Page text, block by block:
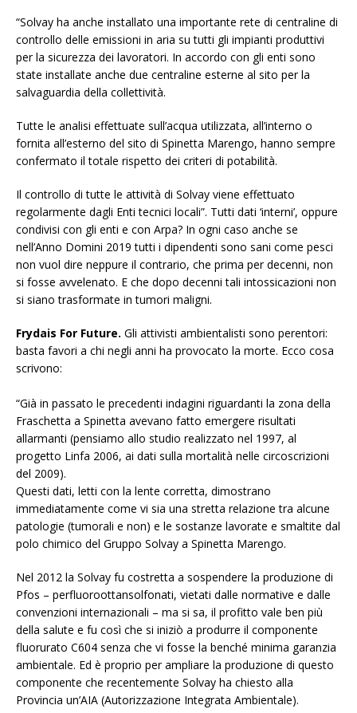
“Solvay ha anche installato una importante rete di centraline di
controllo delle emissioni in aria su tutti gli impianti produttivi
per la sicurezza dei lavoratori. In accordo con gli enti sono
state installate anche due centraline esterne al sito per la
salvaguardia della collettività.
Tutte le analisi effettuate sull’acqua utilizzata, all’interno o
fornita all’esterno del sito di Spinetta Marengo, hanno sempre
confermato il totale rispetto dei criteri di potabilità.
Il controllo di tutte le attività di Solvay viene effettuato
regolarmente dagli Enti tecnici locali”. Tutti dati ‘interni’, oppure
condivisi con gli enti e con Arpa? In ogni caso anche se
nell’Anno Domini 2019 tutti i dipendenti sono sani come pesci
non vuol dire neppure il contrario, che prima per decenni, non
si fosse avvelenato. E che dopo decenni tali intossicazioni non
si siano trasformate in tumori maligni.
Frydais For Future. Gli attivisti ambientalisti sono perentori:
basta favori a chi negli anni ha provocato la morte. Ecco cosa
scrivono:
“Già in passato le precedenti indagini riguardanti la zona della
Fraschetta a Spinetta avevano fatto emergere risultati
allarmanti (pensiamo allo studio realizzato nel 1997, al
progetto Linfa 2006, ai dati sulla mortalità nelle circoscrizioni
del 2009).
Questi dati, letti con la lente corretta, dimostrano
immediatamente come vi sia una stretta relazione tra alcune
patologie (tumorali e non) e le sostanze lavorate e smaltite dal
polo chimico del Gruppo Solvay a Spinetta Marengo.
Nel 2012 la Solvay fu costretta a sospendere la produzione di
Pfos – perfluoroottansolfonati, vietati dalle normative e dalle
convenzioni internazionali – ma si sa, il profitto vale ben più
della salute e fu così che si iniziò a produrre il componente
fluorurato C604 senza che vi fosse la benché minima garanzia
ambientale. Ed è proprio per ampliare la produzione di questo
componente che recentemente Solvay ha chiesto alla
Provincia un’AIA (Autorizzazione Integrata Ambientale).